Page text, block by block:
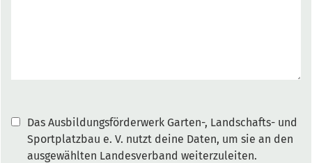
Das Ausbildungsförderwerk Garten-, Landschafts- und
Sportplatzbau e. V. nutzt deine Daten, um sie an den
ausgewählten Landesverband weiterzuleiten.